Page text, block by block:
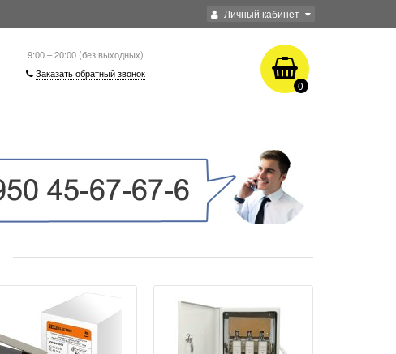
Личный кабинет
9:00 – 20:00 (без выходных)
Заказать обратный звонок
0